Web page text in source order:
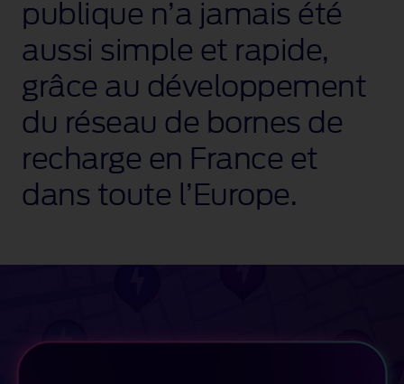
publique n’a jamais été
aussi simple et rapide,
grâce au développement
du réseau de bornes de
recharge en France et
dans toute l’Europe.